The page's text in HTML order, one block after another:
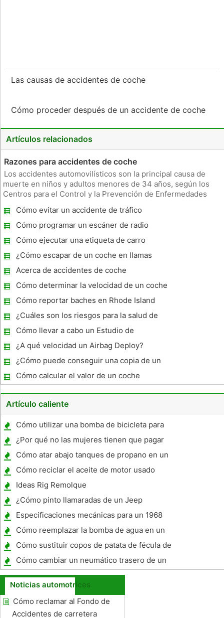
Las causas de accidentes de coche
Cómo proceder después de un accidente de coche
Artículos relacionados
Razones para accidentes de coche
Los accidentes automovilísticos son la principal causa de
muerte en niños y adultos menores de 34 años, según los
Centros para el Control y la Prevención de Enfermedades
dispositivos tecnológicos, los conductores se ven tentados a
cambiar
Cómo evitar un accidente de tráfico
Cómo programar un escáner de radio
Cómo ejecutar una etiqueta de carro
¿Cómo escapar de un coche en llamas
Acerca de accidentes de coche
Cómo determinar la velocidad de un coche
por la longitud de una marca Skid
Cómo reportar baches en Rhode Island
¿Cuáles son los riesgos para la salud de
una batería Prius?
Cómo llevar a cabo un Estudio de
Accidentes de Tránsito
¿A qué velocidad un Airbag Deploy?
¿Cómo puede conseguir una copia de un
informe policial CHP en línea?
Cómo calcular el valor de un coche
destrozado
Artículo caliente
Cómo utilizar una bomba de bicicleta para
llenar un tanque de aire
¿Por qué no las mujeres tienen que pagar
tanto como varones para seguro de coche
Cómo atar abajo tanques de propano en un
campista
Cómo reciclar el aceite de motor usado
Ideas Rig Remolque
¿Cómo pinto llamaradas de un Jeep
Wrangler 97?
Especificaciones mecánicas para un 1968
Ford LTD
Cómo reemplazar la bomba de agua en un
Buick Century 2001
Cómo sustituir copos de patata de fécula de
patata en Pasta de pan
Cómo cambiar un neumático trasero de un
Ford Escape
Noticias automotrices
Cómo reclamar al Fondo de
Accidentes de carretera